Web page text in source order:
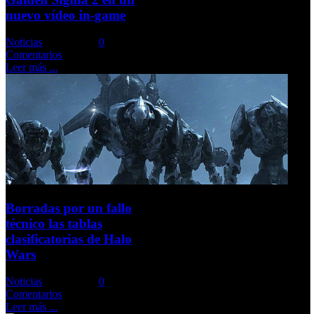
nuevo vídeo in-game
Noticias
0
Comentarios
Leer más ...
Borradas por un fallo
técnico las tablas
clasificatorias de Halo
Wars
Noticias
0
Comentarios
Leer más ...